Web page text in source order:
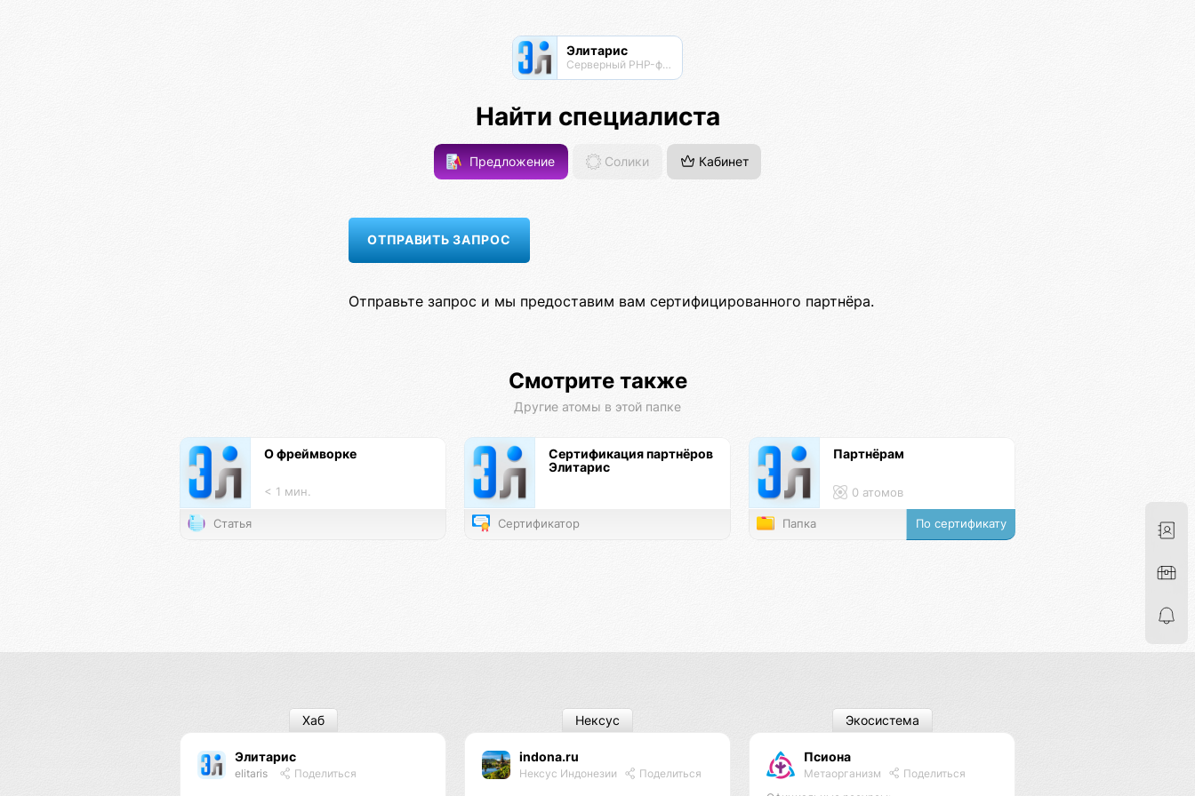
Элитарис
Серверный PHP-фреймворк для высоконагруженных проектов
Найти специалиста
Предложение Солики Кабинет
Отправьте запрос и мы предоставим вам сертифицированного партнёра.
Смотрите также
Другие атомы в этой папке
О фреймворке
< 1 мин.
Статья
Сертификация партнёров
Элитарис
Сертификатор
Партнёрам
0 атомов
Папка По сертификату
Элитарис
elitaris Поделиться
Хаб
indona.ru
Нексус Индонезии Поделиться
Нексус
Псиона
Метаорганизм
Поделиться
Экосистема